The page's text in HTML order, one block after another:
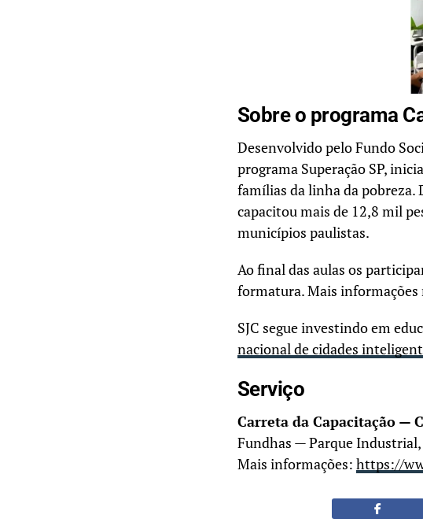
Sobre o programa
Desenvolvido pelo Fundo
programa Superação SP,
famílias da linha da pobreza.
capacitou mais de 12,8 mil
municípios paulistas.
Ao final das aulas os
formatura. Mais informações
SJC segue investindo em
nacional de cidades
Serviço
Carreta da Capacitação —
Fundhas — Parque Industrial,
Mais informações: https://